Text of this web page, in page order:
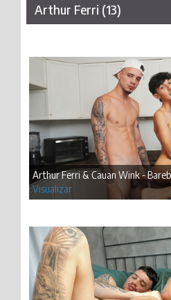
Arthur Ferri (13)
Arthur Ferri & Cauan Wink -
Visualizar